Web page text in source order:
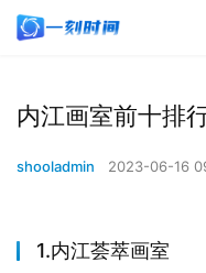
内江画室前十排
shooladmin 2023-06-16
1.内江荟萃画室